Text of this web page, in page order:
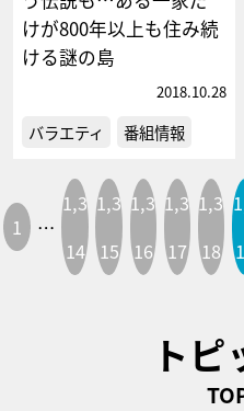
けが800年以上も住み続
ける謎の島
2018.10.28
バラエティ 番組情報
1 …
1,3
14
1,3
15
1,3
16
1,3
17
1,3
18
トピ